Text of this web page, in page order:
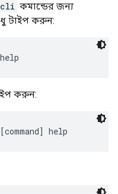
cli কমান্ডের জন্য
টাইপ করুন:
করুন: